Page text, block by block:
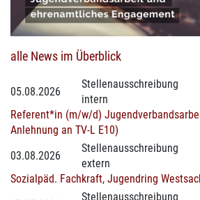
alle News im Überblick
05.08.2026
Stellenausschreibung
intern
Referent*in (m/w/d)
Anlehnung an TV-L E10)
03.08.2026
Stellenausschreibung
extern
Sozialpäd. Fachkraft, Jugendring
Stellenausschreibung